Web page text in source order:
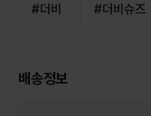
#더비 #더비슈즈
배송정보